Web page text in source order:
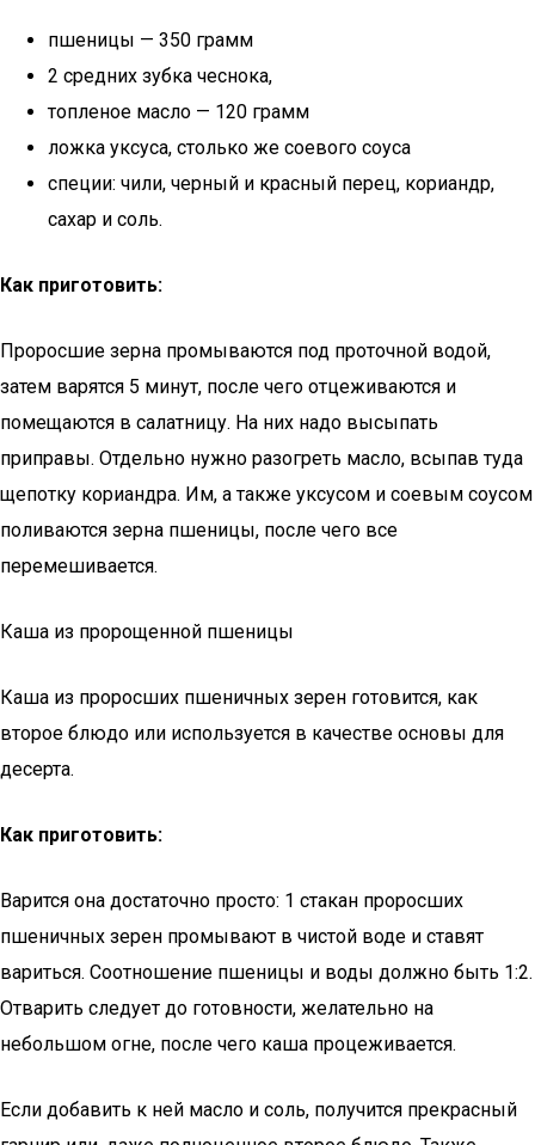
пшеницы — 350 грамм
2 средних зубка чеснока,
топленое масло — 120 грамм
ложка уксуса, столько же соевого соуса
специи: чили, черный и красный перец, кориандр,
сахар и соль.
Как приготовить:
Проросшие зерна промываются под проточной водой,
затем варятся 5 минут, после чего отцеживаются и
помещаются в салатницу. На них надо высыпать
приправы. Отдельно нужно разогреть масло, всыпав туда
щепотку кориандра. Им, а также уксусом и соевым соусом
поливаются зерна пшеницы, после чего все
перемешивается.
Каша из пророщенной пшеницы
Каша из проросших пшеничных зерен готовится, как
второе блюдо или используется в качестве основы для
десерта.
Как приготовить:
Варится она достаточно просто: 1 стакан проросших
пшеничных зерен промывают в чистой воде и ставят
вариться. Соотношение пшеницы и воды должно быть 1:2.
Отварить следует до готовности, желательно на
небольшом огне, после чего каша процеживается.
Если добавить к ней масло и соль, получится прекрасный